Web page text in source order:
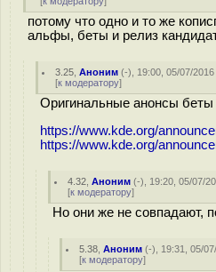
потому что одно и то же
альфы, беты и релиз
3.25 ,Аноним (-), 19:00, 05/07/2016
[к модератору]
Оригинальные анонсы беты
https://www.kde.org/
https://www.kde.org/
4.32 ,Аноним (-), 19:20, 05/07/
[к модератору]
Но они же не совпадают,
5.38 ,Аноним (-), 19:31, 05/
[к модератору]